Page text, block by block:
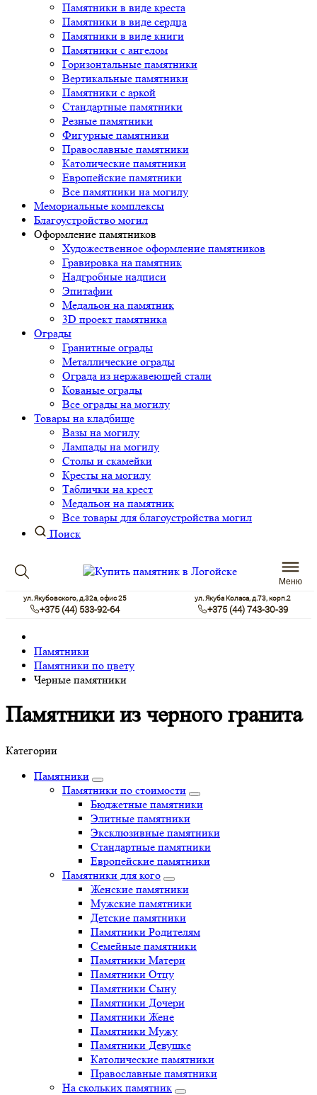
Памятники в виде креста
Памятники в виде сердца
Памятники в виде книги
Памятники с ангелом
Горизонтальные памятники
Вертикальные памятники
Памятники с аркой
Стандартные памятники
Резные памятники
Фигурные памятники
Православные памятники
Католические памятники
Европейские памятники
Все памятники на могилу
Мемориальные комплексы
Благоустройство могил
Оформление памятников
Художественное оформление памятников
Гравировка на памятник
Надгробные надписи
Эпитафии
Медальон на памятник
3D проект памятника
Ограды
Гранитные ограды
Металлические ограды
Ограда из нержавеющей стали
Кованые ограды
Все ограды на могилу
Товары на кладбище
Вазы на могилу
Лампады на могилу
Столы и скамейки
Кресты на могилу
Таблички на крест
Медальон на памятник
Все товары для благоустройства могил
Поиск
Меню
ул. Якубовского, д.32а, офис 25
+375 (44) 533-92-64
ул. Якуба Коласа, д.73, корп.2
+375 (44) 743-30-39
Памятники
Памятники по цвету
Черные памятники
Памятники из черного гранита
Категории
Памятники
Памятники по стоимости
Бюджетные памятники
Элитные памятники
Эксклюзивные памятники
Стандартные памятники
Европейские памятники
Памятники для кого
Женские памятники
Мужские памятники
Детские памятники
Памятники Родителям
Семейные памятники
Памятники Матери
Памятники Отцу
Памятники Сыну
Памятники Дочери
Памятники Жене
Памятники Мужу
Памятники Девушке
Католические памятники
Православные памятники
На скольких памятник